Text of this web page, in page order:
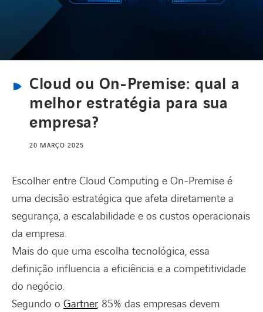
BLOG
FALE CONOSCO
CANAL DE DENÚNCIAS
CARREIRAS
Cloud ou On-Premise: qual a
melhor estratégia para sua
empresa?
20 MARÇO 2025
Escolher entre Cloud Computing e On-Premise é
uma decisão estratégica que afeta diretamente a
segurança, a escalabilidade e os custos operacionais
da empresa.
Mais do que uma escolha tecnológica, essa
definição influencia a eficiência e a competitividade
do negócio.
Segundo o Gartner, 85% das empresas devem